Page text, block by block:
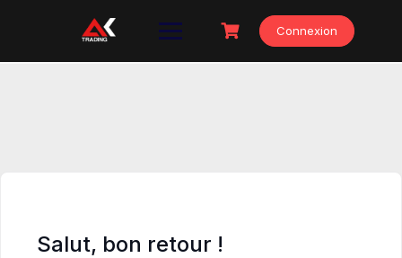
Connexion
Salut, bon retour !